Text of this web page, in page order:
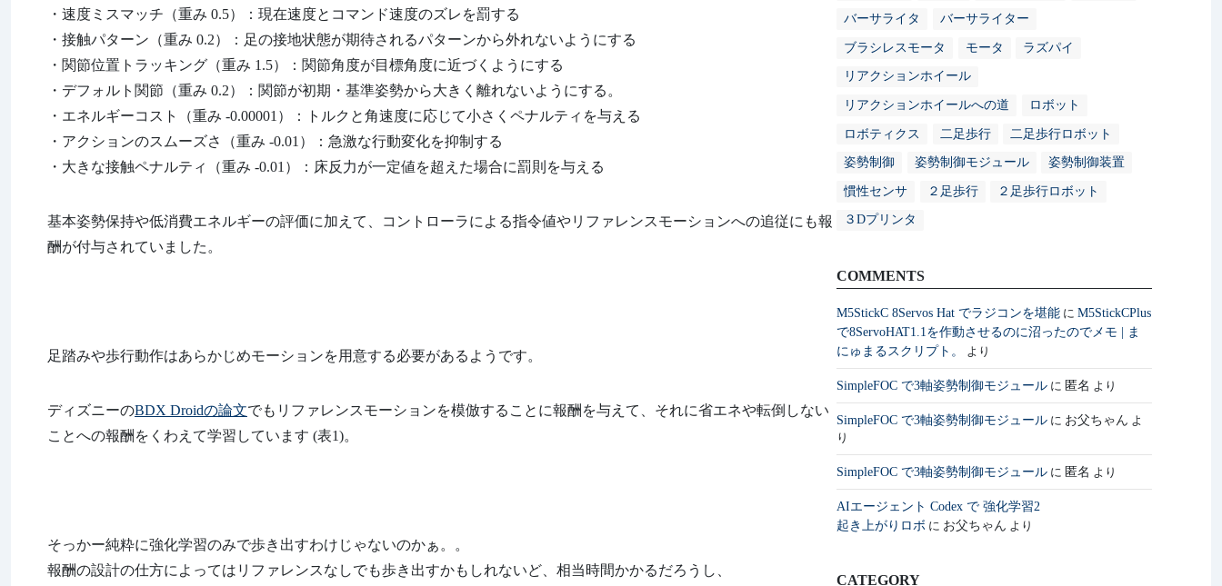
・速度ミスマッチ（重み 0.5）：現在速度とコマンド速度のズレを罰する
・接触パターン（重み 0.2）：足の接地状態が期待されるパターンから外れないようにする
・関節位置トラッキング（重み 1.5）：関節角度が目標角度に近づくようにする
・デフォルト関節（重み 0.2）：関節が初期・基準姿勢から大きく離れないようにする。
・エネルギーコスト（重み -0.00001）：トルクと角速度に応じて小さくペナルティを与える
・アクションのスムーズさ（重み -0.01）：急激な行動変化を抑制する
・大きな接触ペナルティ（重み -0.01）：床反力が一定値を超えた場合に罰則を与える
基本姿勢保持や低消費エネルギーの評価に加えて、コントローラによる指令値やリファレンスモーションへの追従にも報
酬が付与されていました。
足踏みや歩行動作はあらかじめモーションを用意する必要があるようです。
ディズニーのBDX Droidの論文でもリファレンスモーションを模倣することに報酬を与えて、それに省エネや転倒しない
ことへの報酬をくわえて学習しています (表1)。
そっかー純粋に強化学習のみで歩き出すわけじゃないのかぁ。。
報酬の設計の仕方によってはリファレンスなしでも歩き出すかもしれないど、相当時間かかるだろうし、
バーサライタ バーサライター
ブラシレスモータ モータ ラズパイ
リアクションホイール
リアクションホイールへの道 ロボット
ロボティクス 二足歩行 二足歩行ロボット
姿勢制御 姿勢制御モジュール 姿勢制御装置
慣性センサ ２足歩行 ２足歩行ロボット
３Dプリンタ
COMMENTS
M5StickC 8Servos Hat でラジコンを堪能 に M5StickCPlus
で8ServoHAT1.1を作動させるのに沼ったのでメモ | ま
にゅまるスクリプト。
より
SimpleFOC で3軸姿勢制御モジュール に 匿名 より
SimpleFOC で3軸姿勢制御モジュール に お父ちゃん よ
り
SimpleFOC で3軸姿勢制御モジュール に 匿名 より
AIエージェント Codex で 強化学習2
起き上がりロボ に お父ちゃん より
CATEGORY